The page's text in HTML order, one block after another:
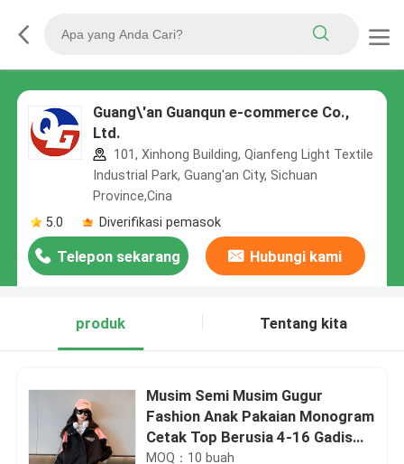
Guang\'an Guanqun e-commerce Co.,
Ltd.
101, Xinhong Building, Qianfeng Light Textile
Industrial Park, Guang'an City, Sichuan
Province,Cina
5.0
Diverifikasi pemasok
Telepon sekarang Hubungi kami
produk Tentang kita
Musim Semi Musim Gugur
Fashion Anak Pakaian Monogram
Cetak Top Berusia 4-16 Gadis
Hitam Mantel
MOQ：10 buah